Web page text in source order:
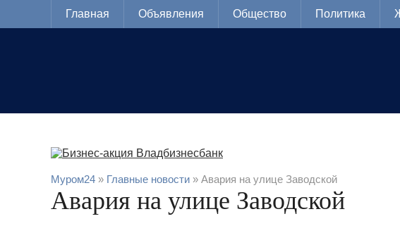
Главная Объявления Общество Политика
Муром24 » Главные новости » Авария на улице Заводской
Авария на улице Заводской